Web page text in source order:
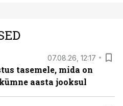
07.08.26, 12:17
tasemele, mida on
aasta jooksul